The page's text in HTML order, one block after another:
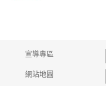
宣導專區
網站地圖